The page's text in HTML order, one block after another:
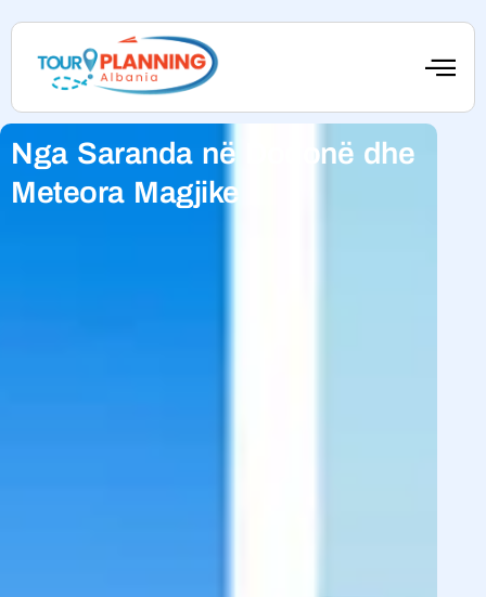
Nga Saranda në Dodonë dhe
Meteora Magjike